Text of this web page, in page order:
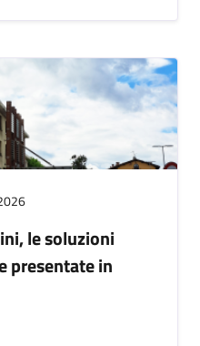
le soluzioni
presentate in